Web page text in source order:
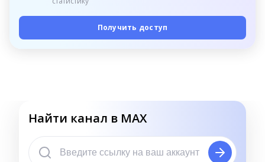
Получить доступ
Найти канал в MAX